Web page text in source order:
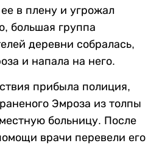
в плену и угрожал
большая группа
деревни собралась,
и напала на него.
прибыла полиция,
Эмроза из толпы
больницу. После
врачи перевели его